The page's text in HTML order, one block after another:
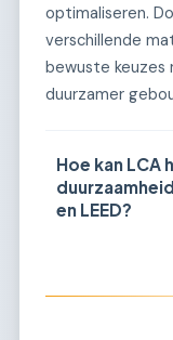
optimaliseren.
verschillende
bewuste keuzes
duurzamer
Hoe kan LCA
en LEED?